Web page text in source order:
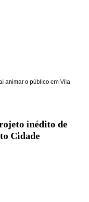
animar o público em Vila
inédito de
Cidade